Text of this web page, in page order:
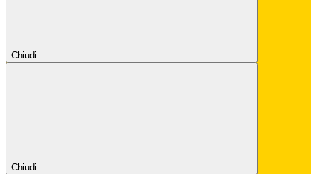
Chiudi
Chiudi